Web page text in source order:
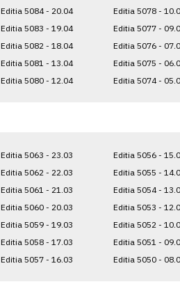
Editia 5084 - 20.04
Editia 5083 - 19.04
Editia 5082 - 18.04
Editia 5081 - 13.04
Editia 5080 - 12.04
Editia 5078 -
Editia 5077 -
Editia 5076 -
Editia 5075 -
Editia 5074 -
Editia 5063 - 23.03
Editia 5062 - 22.03
Editia 5061 - 21.03
Editia 5060 - 20.03
Editia 5059 - 19.03
Editia 5058 - 17.03
Editia 5057 - 16.03
Editia 5056 -
Editia 5055 -
Editia 5054 -
Editia 5053 -
Editia 5052 -
Editia 5051 -
Editia 5050 -